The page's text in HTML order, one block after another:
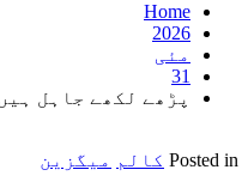
Home
2026
مئی
31
پڑھے لکھے جاہل
Posted in کالم میگزین